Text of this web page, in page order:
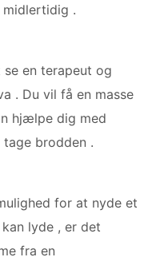
midlertidig .
en terapeut og
. Du vil få en masse
hjælpe dig med
brodden .
for at nyde et
lyde , er det
fra en